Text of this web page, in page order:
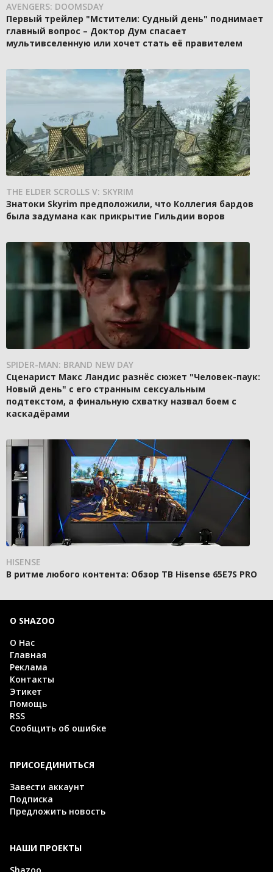
AVENGERS: DOOMSDAY
Первый трейлер "Мстители: Судный день" поднимает
главный вопрос – Доктор Дум спасает
мультивселенную или хочет стать её правителем
THE ELDER SCROLLS V: SKYRIM
Знатоки Skyrim предположили, что Коллегия бардов
была задумана как прикрытие Гильдии воров
SPIDER-MAN: BRAND NEW DAY
Сценарист Макс Ландис разнёс сюжет "Человек-паук:
Новый день" с его странным сексуальным
подтекстом, а финальную схватку назвал боем с
каскадёрами
HISENSE
В ритме любого контента: Обзор ТВ Hisense 65E7S PRO
О SHAZOO
О Нас
Главная
Реклама
Контакты
Этикет
Помощь
RSS
Сообщить об ошибке
ПРИСОЕДИНИТЬСЯ
Завести аккаунт
Подписка
Предложить новость
НАШИ ПРОЕКТЫ